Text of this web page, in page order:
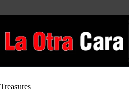
Treasures